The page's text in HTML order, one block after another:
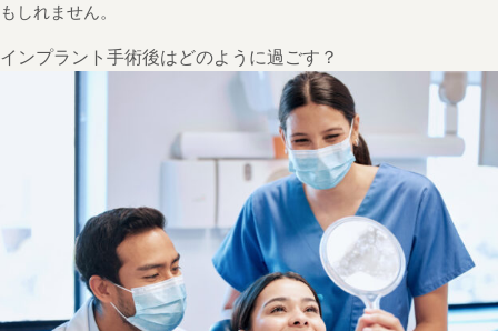
もしれません。
インプラント手術後はどのように過ごす？